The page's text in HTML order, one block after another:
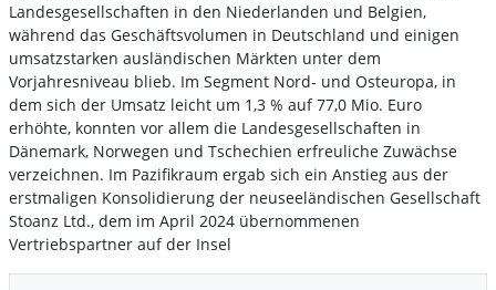
Landesgesellschaften in den Niederlanden und Belgien,
während das Geschäftsvolumen in Deutschland und einigen
umsatzstarken ausländischen Märkten unter dem
Vorjahresniveau blieb. Im Segment Nord- und Osteuropa, in
dem sich der Umsatz leicht um 1,3 % auf 77,0 Mio. Euro
erhöhte, konnten vor allem die Landesgesellschaften in
Dänemark, Norwegen und Tschechien erfreuliche Zuwächse
verzeichnen. Im Pazifikraum ergab sich ein Anstieg aus der
erstmaligen Konsolidierung der neuseeländischen Gesellschaft
Stoanz Ltd., dem im April 2024 übernommenen
Vertriebspartner auf der Insel